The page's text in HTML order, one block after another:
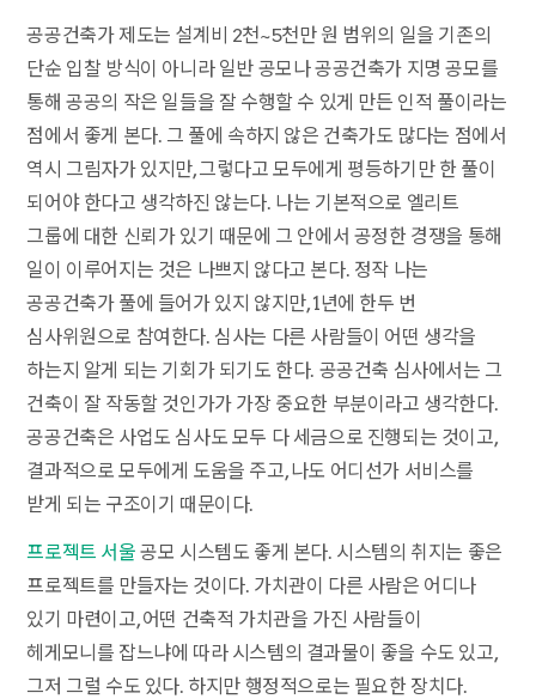
공공건축가 제도는 설계비 2천~5천만 원 범위의 일을 기존의
단순 입찰 방식이 아니라 일반 공모나 공공건축가 지명 공모를
통해 공공의 작은 일들을 잘 수행할 수 있게 만든 인적 풀이라는
점에서 좋게 본다. 그 풀에 속하지 않은 건축가도 많다는 점에서
역시 그림자가 있지만, 그렇다고 모두에게 평등하기만 한 풀이
되어야 한다고 생각하진 않는다. 나는 기본적으로 엘리트
그룹에 대한 신뢰가 있기 때문에 그 안에서 공정한 경쟁을 통해
일이 이루어지는 것은 나쁘지 않다고 본다. 정작 나는
공공건축가 풀에 들어가 있지 않지만, 1년에 한두 번
심사위원으로 참여한다. 심사는 다른 사람들이 어떤 생각을
하는지 알게 되는 기회가 되기도 한다. 공공건축 심사에서는 그
건축이 잘 작동할 것인가가 가장 중요한 부분이라고 생각한다.
공공건축은 사업도 심사도 모두 다 세금으로 진행되는 것이고,
결과적으로 모두에게 도움을 주고, 나도 어디선가 서비스를
받게 되는 구조이기 때문이다.
프로젝트 서울 공모 시스템도 좋게 본다. 시스템의 취지는 좋은
프로젝트를 만들자는 것이다. 가치관이 다른 사람은 어디나
있기 마련이고, 어떤 건축적 가치관을 가진 사람들이
헤게모니를 잡느냐에 따라 시스템의 결과물이 좋을 수도 있고,
그저 그럴 수도 있다. 하지만 행정적으로는 필요한 장치다.